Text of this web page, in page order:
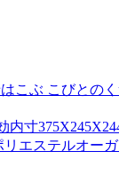
こぶ こびとの
寸
エステルオー